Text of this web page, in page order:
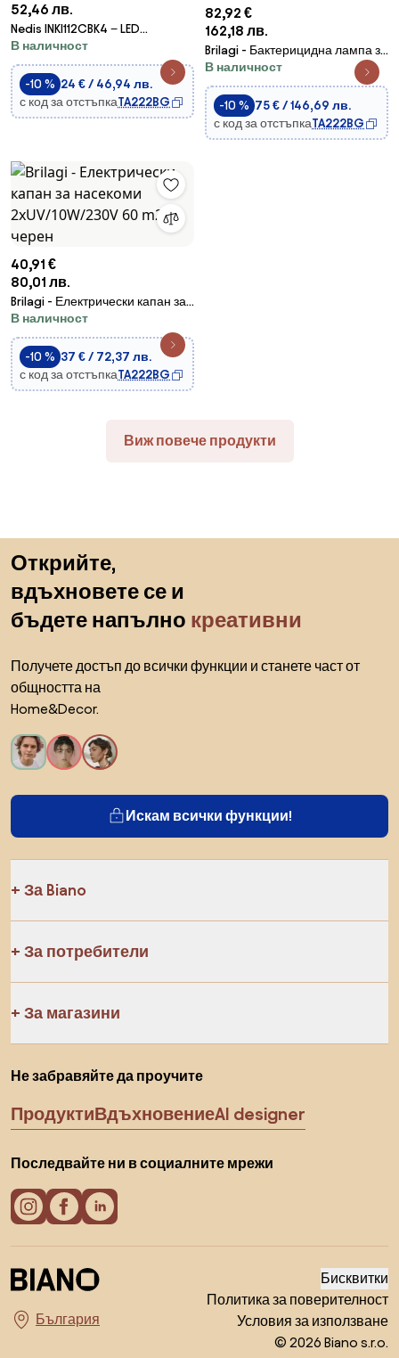
52,46 лв.
Nedis INKI112CBK4 − LED
Електрически капан за
насекоми LED/3W/230V 30м²
В наличност
-10 % 24 € / 46,94 лв.
с код за отстъпкаTA222BG
82,92 €
162,18 лв.
Brilagi - Бактерицидна лампа за
дезинфекция UVC/100W/230V
+ дистанционно управление
В наличност
-10 % 75 € / 146,69 лв.
с код за отстъпкаTA222BG
40,91 €
80,01 лв.
Brilagi - Електрически капан за
насекоми 2xUV/10W/230V 60
m2 черен
В наличност
-10 % 37 € / 72,37 лв.
с код за отстъпкаTA222BG
Виж повече продукти
Открийте,
вдъхновете се и
бъдете напълно креативни
Получете достъп до всички функции и станете част от
общността на
Home&Decor.
Искам всички функции!
За Biano
За потребители
За магазини
Не забравяйте да проучите
ПродуктиВдъхновениеAI designer
Последвайте ни в социалните мрежи
Изберете държава
Бисквитки
Политика за поверителност
Условия за използване
© 2026 Biano s.r.o.